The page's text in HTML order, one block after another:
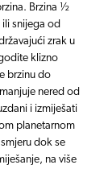
Brzina ½
snijega od
zrak u
klizno
brzinu do
nered od
i izmiješati
planetarnom
dok se
na više